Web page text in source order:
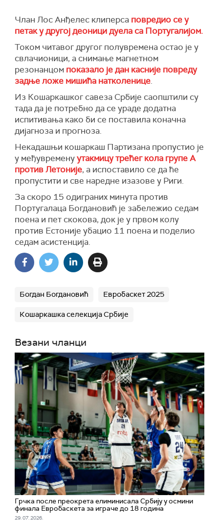
Члан Лос Анђелес клиперса повредио се у
петак у другој деоници дуела са Португалијом.
Током читавог другог полувремена остао је у
свлачионици, а снимање магнетном
резонанцом показало је дан касније повреду
задње ложе мишића натколенице.
Из Кошаркашког савеза Србије саопштили су
тада да је потребно да се ураде додатна
испитивања како би се поставила коначна
дијагноза и прогноза.
Некадашњи кошаркаш Партизана пропустио је
у међувременуутакмицу трећег кола групе А
против Летоније, а испоставило се да ће
пропустити и све наредне изазове у Риги.
За скоро 15 одиграних минута против
Португалаца Богдановић је забележио седам
поена и пет скокова, док је у првом колу
против Естоније убацио 11 поена и поделио
седам асистенција.
Богдан Богдановић Евробаскет 2025
Кошаркашка селекција Србије
Везани чланци
Грчка после преокрета елиминисала Србију у осмини
финала Евробаскета за играче до 18 година
29. 07. 2026.